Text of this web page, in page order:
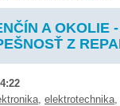
A OKOLIE
Z
, elektrotechnika,